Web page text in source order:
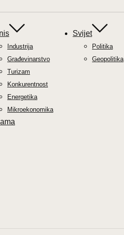
Industrija
Građevinarstvo
Turizam
Konkurentnost
Energetika
Mikroekonomika
Svijet
Politika
Geopolitika